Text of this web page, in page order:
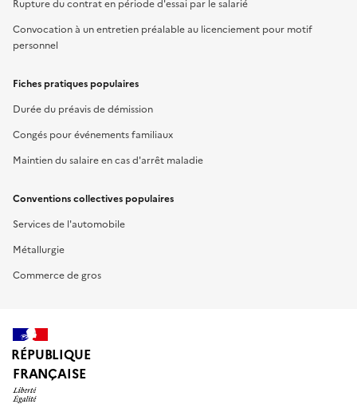
Rupture du contrat en période d'essai par le salarié
Convocation à un entretien préalable au licenciement pour motif
personnel
Fiches pratiques populaires
Durée du préavis de démission
Congés pour événements familiaux
Maintien du salaire en cas d'arrêt maladie
Conventions collectives populaires
Services de l'automobile
Métallurgie
Commerce de gros
RÉPUBLIQUE
FRANÇAISE